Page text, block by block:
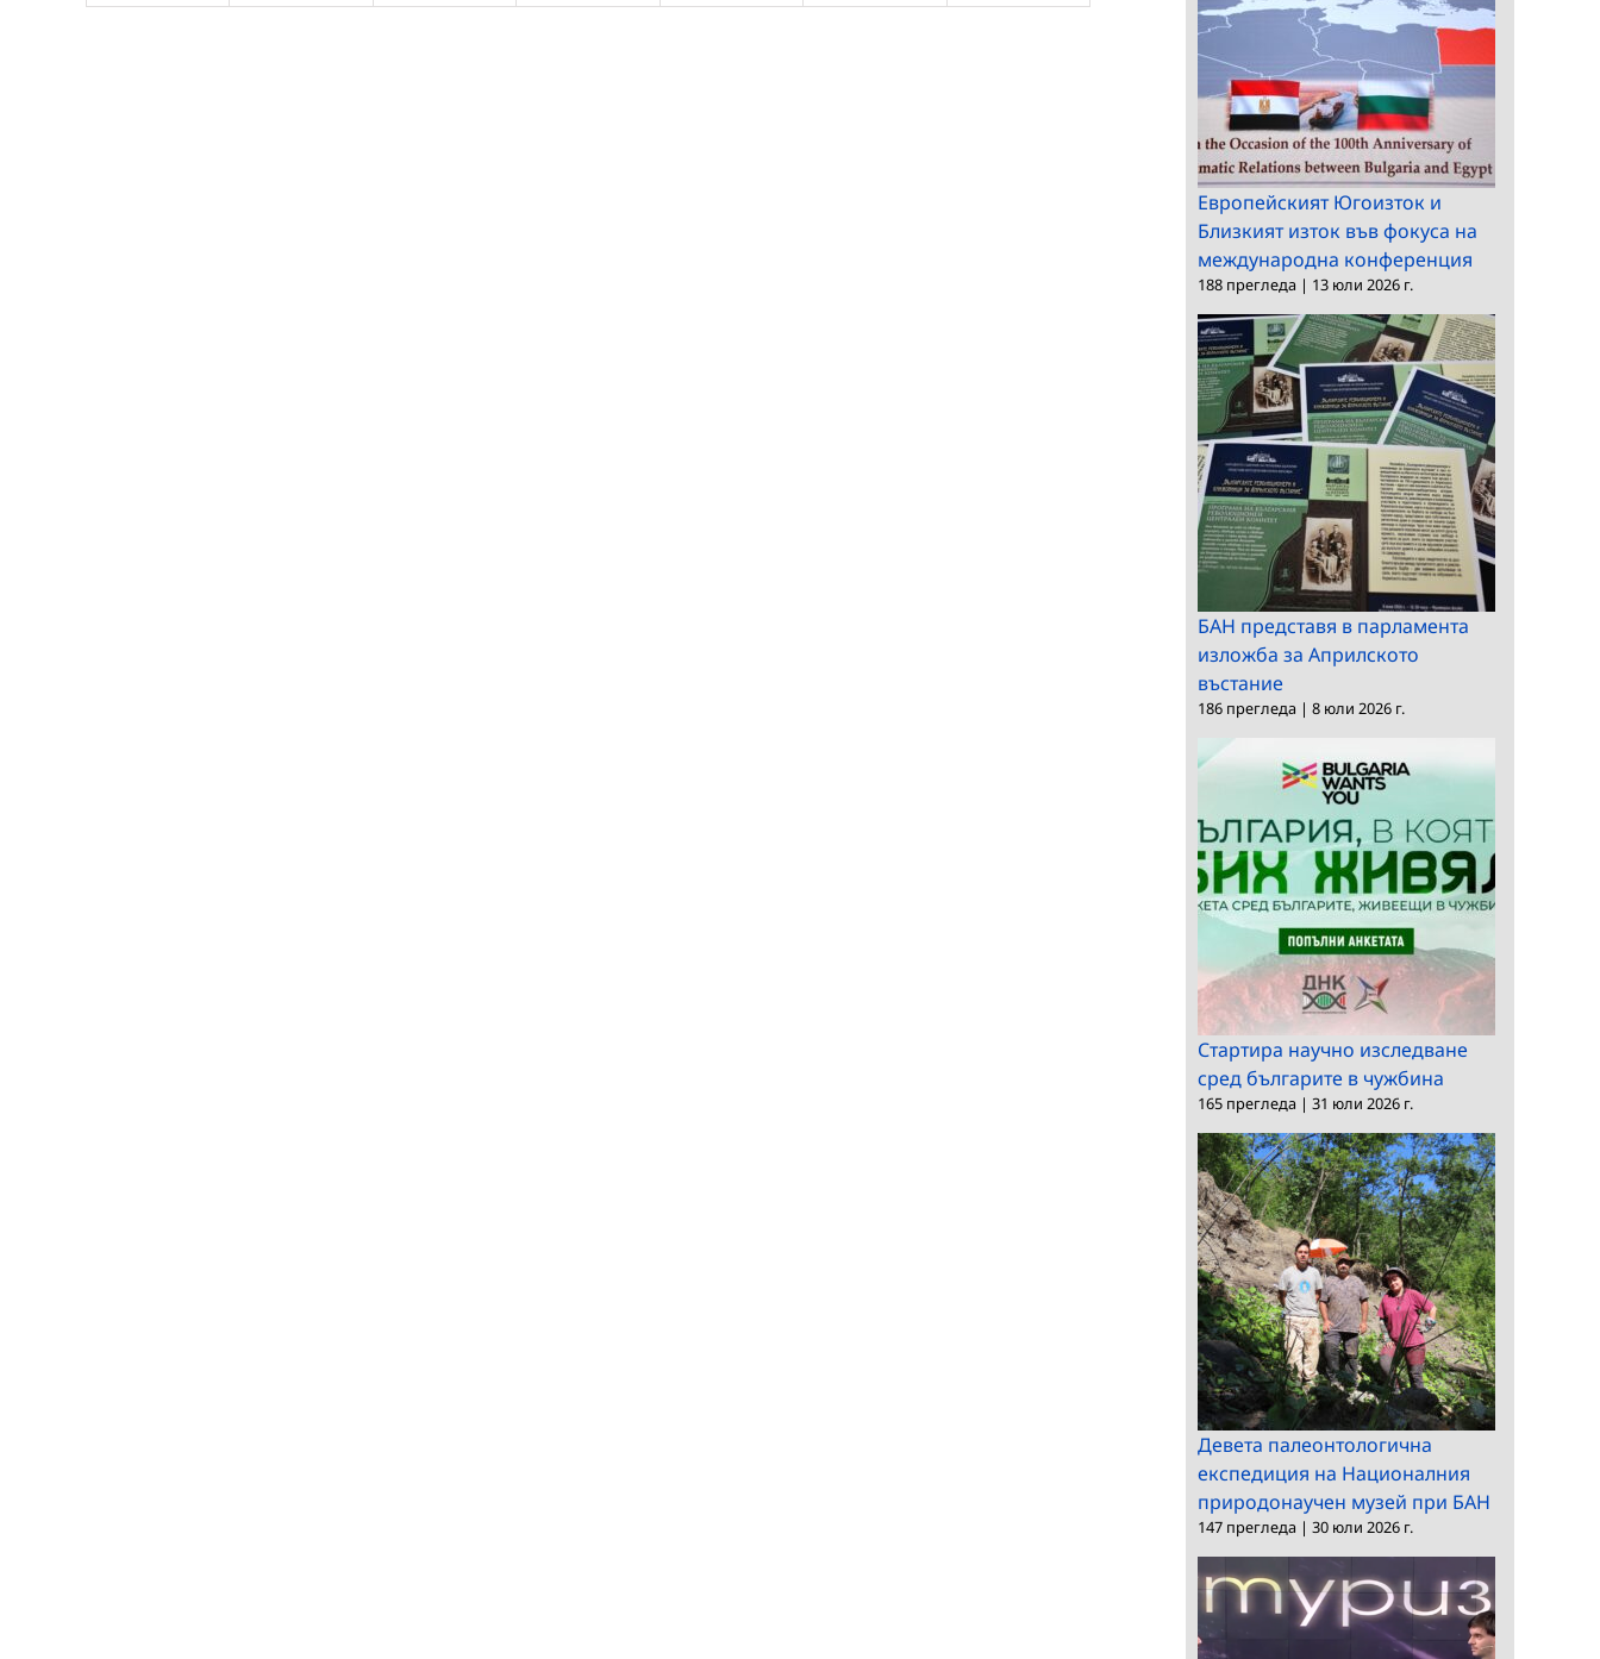
Европейският Югоизток и
Близкият изток във фокуса на
международна конференция
188 прегледа | 13 юли 2026 г.
БАН представя в парламента
изложба за Априлското
въстание
186 прегледа | 8 юли 2026 г.
Стартира научно изследване
сред българите в чужбина
165 прегледа | 31 юли 2026 г.
Девета палеонтологична
експедиция на Националния
природонаучен музей при БАН
147 прегледа | 30 юли 2026 г.